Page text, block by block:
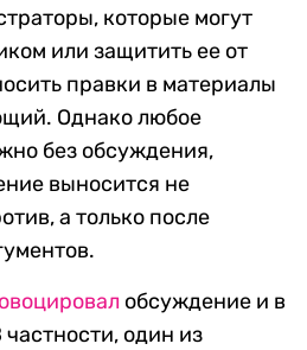
которые могут
или защитить ее от
правки в материалы
Однако любое
без обсуждения,
выносится не
а только после
обсуждение и в
один из